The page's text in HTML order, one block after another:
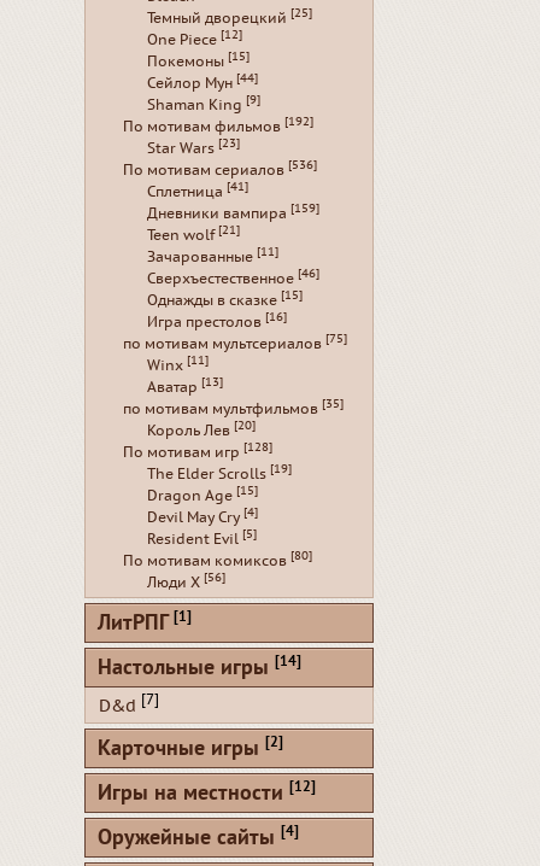
Темный дворецкий [25]
One Piece [12]
Покемоны [15]
Сейлор Мун [44]
Shaman King [9]
По мотивам фильмов [192]
Star Wars [23]
По мотивам сериалов [536]
Сплетница [41]
Дневники вампира [159]
Teen wolf [21]
Зачарованные [11]
Сверхъестественное [46]
Однажды в сказке [15]
Игра престолов [16]
по мотивам мультсериалов [75]
Winx [11]
Аватар [13]
по мотивам мультфильмов [35]
Король Лев [20]
По мотивам игр [128]
The Elder Scrolls [19]
Dragon Age [15]
Devil May Cry [4]
Resident Evil [5]
По мотивам комиксов [80]
Люди Х [56]
ЛитРПГ [1]
Настольные игры [14]
D&d [7]
Карточные игры [2]
Игры на местности [12]
Оружейные сайты [4]